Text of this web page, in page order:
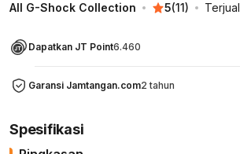
All G-Shock Collection 5(11) Terjual
Dapatkan JT Point6.460
Garansi Jamtangan.com2 tahun
Spesifikasi